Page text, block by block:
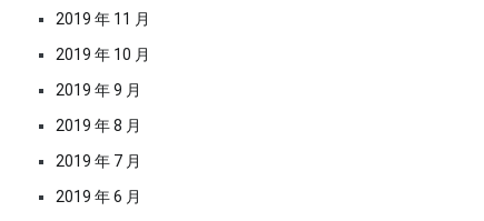
2019 年 11 月
2019 年 10 月
2019 年 9 月
2019 年 8 月
2019 年 7 月
2019 年 6 月